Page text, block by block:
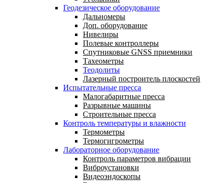
Геодезическое оборудование
Дальномеры
Доп. оборудование
Нивелиры
Полевые контроллеры
Спутниковые GNSS приемники
Тахеометры
Теодолиты
Лазерный построитель плоскостей
Испытательные пресса
Малогабаритные пресса
Разрывные машины
Строительные пресса
Контроль температуры и влажности
Термометры
Термогигрометры
Лабораторное оборудование
Контроль параметров вибрации
Виброустановки
Видеоэндоскопы